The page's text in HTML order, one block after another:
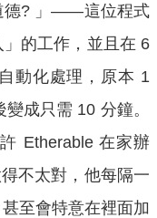
德? 」——這位程式
的工作，並且在 6
動化處理，原本 1
成只需 10 分鐘。
Etherable 在家辦
不太對，他每隔一
至會特意在裡面加